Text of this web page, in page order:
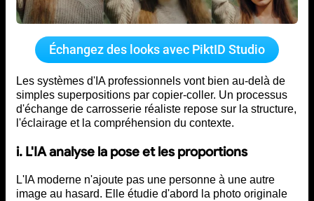
Échangez des looks avec PiktID Studio
Les systèmes d'IA professionnels vont bien au-delà de
simples superpositions par copier-coller. Un processus
d'échange de carrosserie réaliste repose sur la structure,
l'éclairage et la compréhension du contexte.
i. L'IA analyse la pose et les proportions
L'IA moderne n'ajoute pas une personne à une autre
image au hasard. Elle étudie d'abord la photo originale